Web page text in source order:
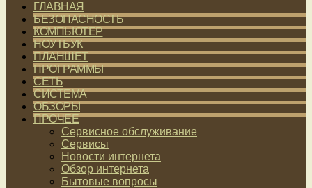
ГЛАВНАЯ
БЕЗОПАСНОСТЬ
КОМПЬЮТЕР
НОУТБУК
ПЛАНШЕТ
ПРОГРАММЫ
СЕТЬ
СИСТЕМА
ОБЗОРЫ
ПРОЧЕЕ
Сервисное обслуживание
Сервисы
Новости интернета
Обзор интернета
Бытовые вопросы